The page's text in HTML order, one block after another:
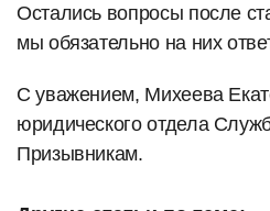
Остались вопросы после
мы обязательно на них
С уважением, Михеева
юридического отдела
Призывникам.